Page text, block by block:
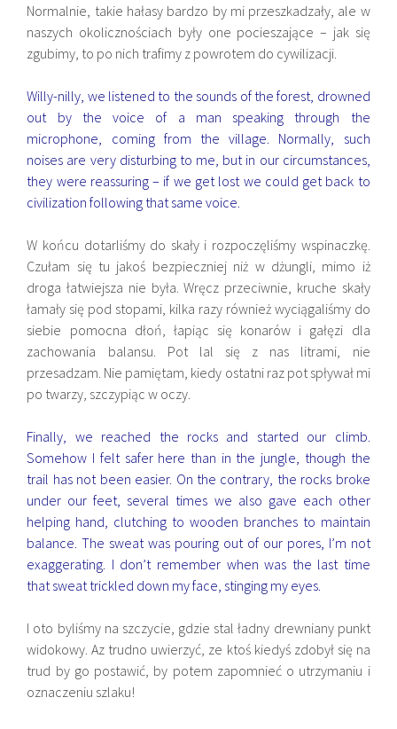
Normalnie, takie hałasy bardzo by mi przeszkadzały, ale w
naszych okolicznościach były one pocieszające – jak się
zgubimy, to po nich trafimy z powrotem do cywilizacji.
Willy-nilly, we listened to the sounds of the forest, drowned
out by the voice of a man speaking through the
microphone, coming from the village. Normally, such
noises are very disturbing to me, but in our circumstances,
they were reassuring – if we get lost we could get back to
civilization following that same voice.
W końcu dotarliśmy do skały i rozpoczęliśmy wspinaczkę.
Czułam się tu jakoś bezpieczniej niż w dżungli, mimo iż
droga łatwiejsza nie była. Wręcz przeciwnie, kruche skały
łamały się pod stopami, kilka razy również wyciągaliśmy do
siebie pomocna dłoń, łapiąc się konarów i gałęzi dla
zachowania balansu. Pot lal się z nas litrami, nie
przesadzam. Nie pamiętam, kiedy ostatni raz pot spływał mi
po twarzy, szczypiąc w oczy.
Finally, we reached the rocks and started our climb.
Somehow I felt safer here than in the jungle, though the
trail has not been easier. On the contrary, the rocks broke
under our feet, several times we also gave each other
helping hand, clutching to wooden branches to maintain
balance. The sweat was pouring out of our pores, I’m not
exaggerating. I don’t remember when was the last time
that sweat trickled down my face, stinging my eyes.
I oto byliśmy na szczycie, gdzie stal ładny drewniany punkt
widokowy. Az trudno uwierzyć, ze ktoś kiedyś zdobył się na
trud by go postawić, by potem zapomnieć o utrzymaniu i
oznaczeniu szlaku!